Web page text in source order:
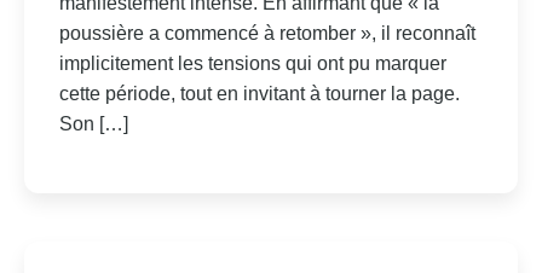
poussière a commencé à retomber », il reconnaît
implicitement les tensions qui ont pu marquer
cette période, tout en invitant à tourner la page.
Son […]